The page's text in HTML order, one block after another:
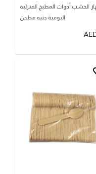
الخشب أدوات المطبخ المنزلية
اليومية جنيه مطحن